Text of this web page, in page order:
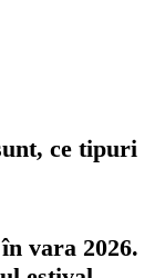
ce tipuri
vara 2026.